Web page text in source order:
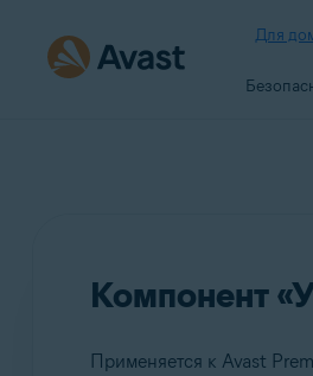
Для
Компонент
Применяется к Avast